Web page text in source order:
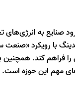
صنایع به انرژی‌های
با رویکرد «صنعت
کند. همچنین
مهم این حوزه است.